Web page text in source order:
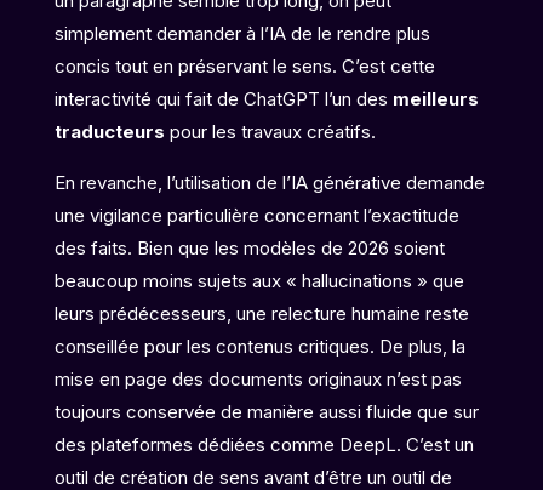
simplement demander à l’IA de le rendre plus
concis tout en préservant le sens. C’est cette
interactivité qui fait de ChatGPT l’un des meilleurs
traducteurs pour les travaux créatifs.
En revanche, l’utilisation de l’IA générative demande
une vigilance particulière concernant l’exactitude
des faits. Bien que les modèles de 2026 soient
beaucoup moins sujets aux « hallucinations » que
leurs prédécesseurs, une relecture humaine reste
conseillée pour les contenus critiques. De plus, la
mise en page des documents originaux n’est pas
toujours conservée de manière aussi fluide que sur
des plateformes dédiées comme DeepL. C’est un
outil de création de sens avant d’être un outil de